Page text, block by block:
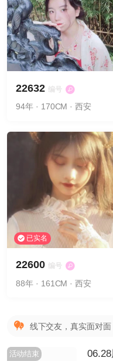
22632 编号
94年 · 170CM · 西安
已实名
22600 编号
88年 · 161CM · 西安
线下交友，真实面对
活动结束